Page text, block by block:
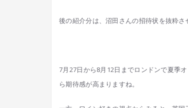
後の紹介分は、沼田さんの招待状を抜粋さ
7月27日から8月12日までロンドンで夏季
ら期待感が高まりますね。